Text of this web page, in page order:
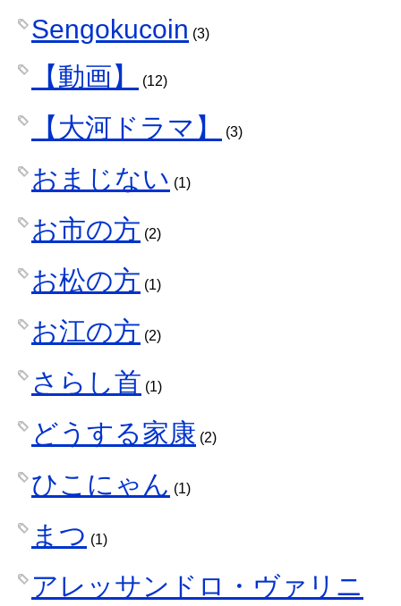
Sengokucoin (3)
【動画】 (12)
【大河ドラマ】 (3)
おまじない (1)
お市の方 (2)
お松の方 (1)
お江の方 (2)
さらし首 (1)
どうする家康 (2)
ひこにゃん (1)
まつ (1)
アレッサンドロ・ヴァリニ